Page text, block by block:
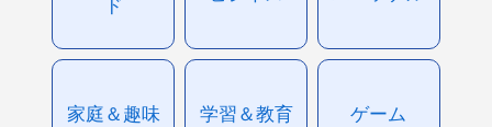
ド
家庭＆趣味 学習＆教育 ゲーム